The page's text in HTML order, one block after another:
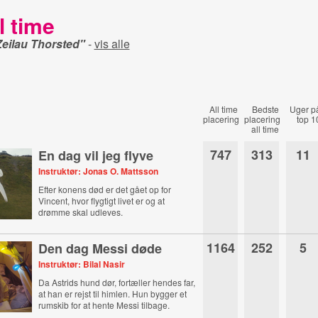
time
Thorsted"-vis alle
All time
placering
Bedste
placering
all time
Uger
top
En dag vil jeg flyve
Instruktør: Jonas O. Mattsson
Efter konens død er det gået op for
Vincent, hvor flygtigt livet er og at
drømme skal udleves.
747 313 11
Den dag Messi døde
Instruktør: Bilal Nasir
Da Astrids hund dør, fortæller hendes far,
at han er rejst til himlen. Hun bygger et
rumskib for at hente Messi tilbage.
1164 252 5